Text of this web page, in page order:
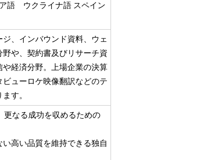
語 ウクライナ語 スペイン
、インバウンド資料、ウェ
や、契約書及びリサーチ資
経済分野。上場企業の決算
ューロケ映像翻訳などのテ
す。
更なる成功を収めるための
高い品質を維持できる独自